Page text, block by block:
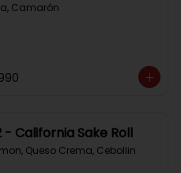
Camarón
- California Sake Roll
Queso Crema, Cebollin